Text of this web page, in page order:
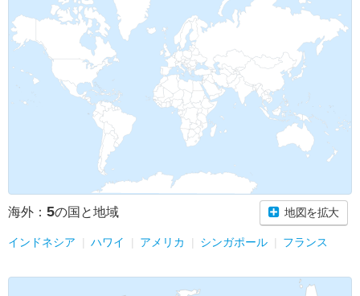
海外： 5の国と地域 地図を拡大
インドネシア ハワイ アメリカ シンガポール フランス